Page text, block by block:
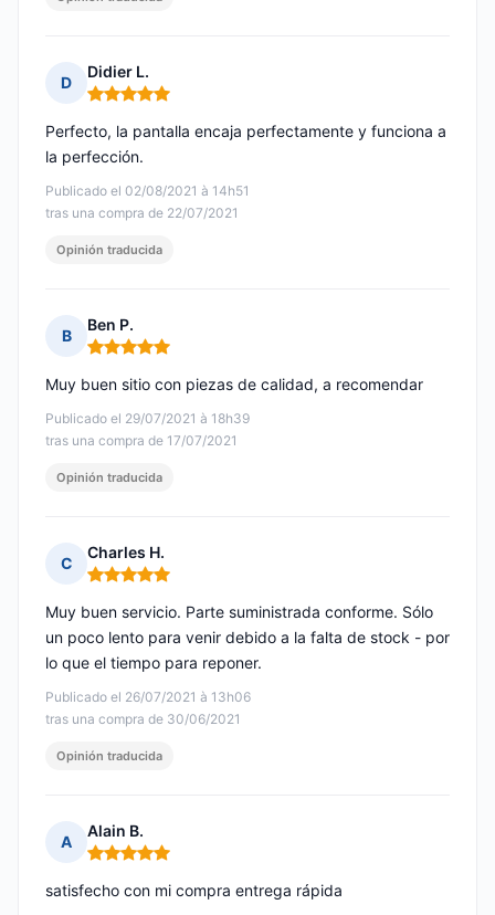
D
Didier L.
Nota: 5 de 5
Publicado el 02/08/2021 à 14h51
tras una compra de 22/07/2021
Perfecto, la pantalla encaja perfectamente y funciona a
la perfección.
Opinión traducida
B
Ben P.
Nota: 5 de 5
Publicado el 29/07/2021 à 18h39
tras una compra de 17/07/2021
Muy buen sitio con piezas de calidad, a recomendar
Opinión traducida
C
Charles H.
Nota: 5 de 5
Publicado el 26/07/2021 à 13h06
tras una compra de 30/06/2021
Muy buen servicio. Parte suministrada conforme. Sólo
un poco lento para venir debido a la falta de stock - por
lo que el tiempo para reponer.
Opinión traducida
A
Alain B.
Nota: 5 de 5
satisfecho con mi compra entrega rápida